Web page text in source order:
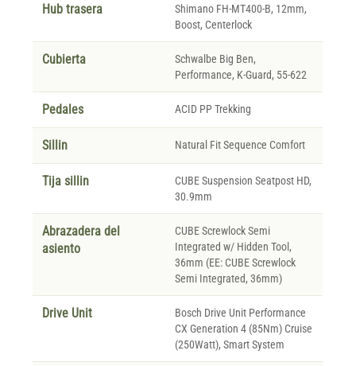
Hub trasera
Shimano FH-MT400-B, 12mm,
Boost, Centerlock
Cubierta
Schwalbe Big Ben,
Performance, K-Guard, 55-622
Pedales ACID PP Trekking
Sillin Natural Fit Sequence Comfort
Tija sillin
CUBE Suspension Seatpost HD,
30.9mm
Abrazadera del
asiento
CUBE Screwlock Semi
Integrated w/ Hidden Tool,
36mm (EE: CUBE Screwlock
Semi Integrated, 36mm)
Drive Unit
Bosch Drive Unit Performance
CX Generation 4 (85Nm) Cruise
(250Watt), Smart System